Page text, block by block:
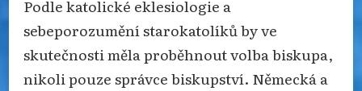
Podle katolické eklesiologie a
sebeporozumění starokatolíků by ve
skutečnosti měla proběhnout volba biskupa,
nikoli pouze správce biskupství. Německá a